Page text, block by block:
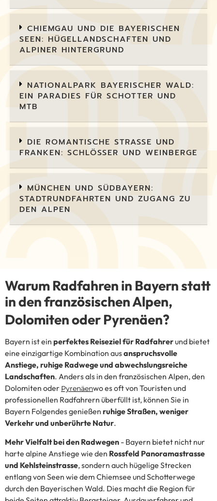
CHIEMGAU UND DIE BAYERISCHEN
SEEN: HÜGELLANDSCHAFTEN UND
ALPINER HINTERGRUND
NATIONALPARK BAYERISCHER WALD:
EIN PARADIES FÜR SCHOTTER UND
MTB
DIE ROMANTISCHE STRASSE UND F
RANKEN: SCHLÖSSER UND WEINBERGE
MÜNCHEN UND SÜDBAYERN:
STADTRUNDFAHRTEN UND ZUGANG ZU
DEN ALPEN
Warum Radfahren in Bayern statt
in den französischen Alpen,
Dolomiten oder Pyrenäen?
Bayern ist ein perfektes Reiseziel für Radfahrerund bietet
eine einzigartige Kombination ausanspruchsvolle
Anstiege, ruhige Radwege und abwechslungsreiche
Landschaften. Anders als in den französischen Alpen, den
Dolomiten oder Pyrenäenwo es oft von Touristen und
professionellen Radfahrern überfüllt ist, können Sie in
Bayern Folgendes genießen ruhige Straßen, weniger
Verkehr und unberührte Natur.
Mehr Vielfalt bei den Radwegen - Bayern bietet nicht nur
harte alpine Anstiege wie den Rossfeld Panoramastrasse
und Kehlsteinstrasse, sondern auch hügelige Strecken
entlang von Seen wie dem Chiemsee und Schotterwege
durch den Bayerischen Wald. Dies macht die Region für